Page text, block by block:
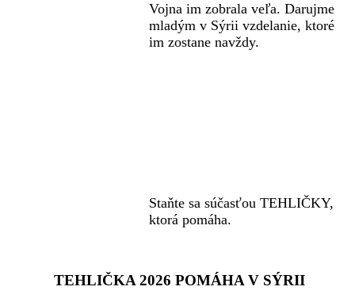
Vojna im zobrala veľa. Darujme
mladým v Sýrii vzdelanie, ktoré
im zostane navždy.
Staňte sa súčasťou TEHLIČKY,
ktorá pomáha.
TEHLIČKA 2026 POMÁHA V SÝRII